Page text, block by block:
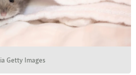
Getty Images